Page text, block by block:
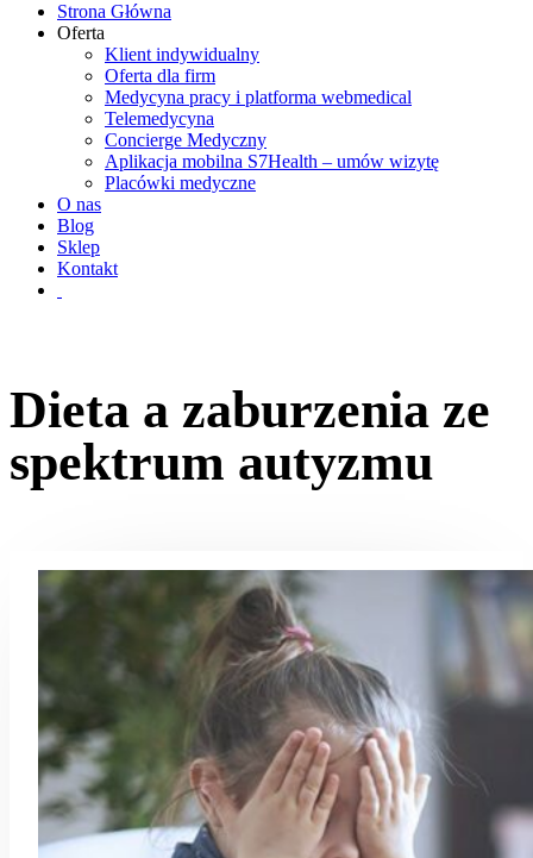
Strona Główna
Oferta
Klient indywidualny
Oferta dla firm
Medycyna pracy i platforma webmedical
Telemedycyna
Concierge Medyczny
Aplikacja mobilna S7Health – umów wizytę
Placówki medyczne
O nas
Blog
Sklep
Kontakt
Dieta a zaburzenia ze
spektrum autyzmu